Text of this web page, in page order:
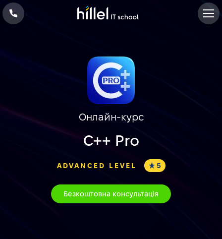
Онлайн-курс
С++ Pro
ADVANCED LEVEL 5
Безкоштовна консультація